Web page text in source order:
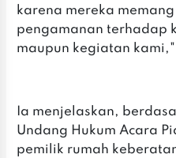
karena mereka
pengamanan terhadap
maupun kegiatan
Ia menjelaskan,
Undang Hukum Acara
pemilik rumah